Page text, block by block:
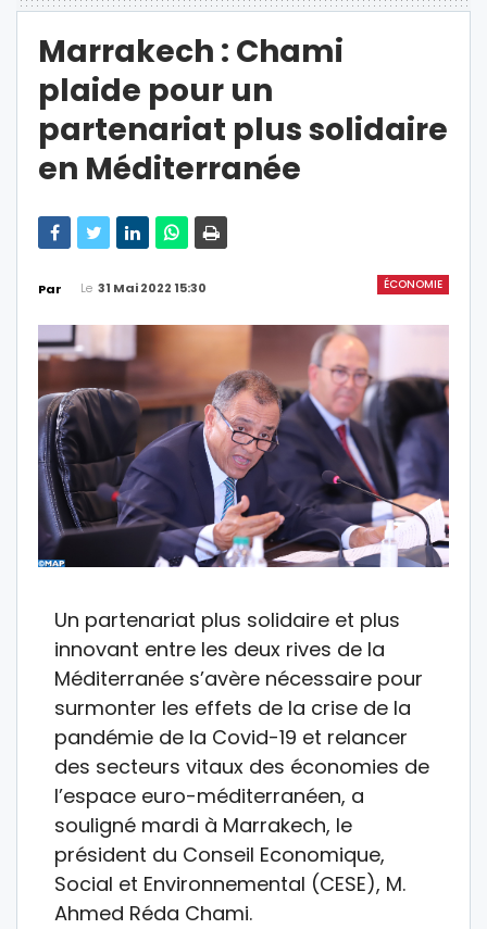
Marrakech : Chami
plaide pour un
partenariat plus solidaire
en Méditerranée
ÉCONOMIE
Par Le 31 Mai 2022 15:30
Un partenariat plus solidaire et plus
innovant entre les deux rives de la
Méditerranée s’avère nécessaire pour
surmonter les effets de la crise de la
pandémie de la Covid-19 et relancer
des secteurs vitaux des économies de
l’espace euro-méditerranéen, a
souligné mardi à Marrakech, le
président du Conseil Economique,
Social et Environnemental (CESE), M.
Ahmed Réda Chami.